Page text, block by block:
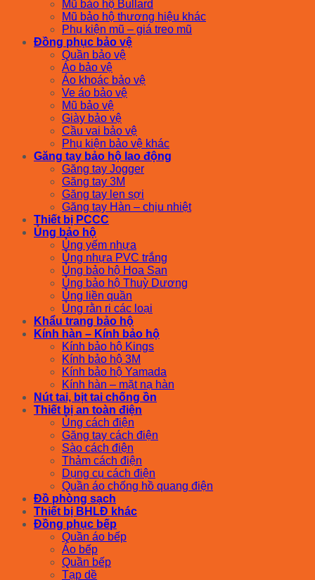
Mũ bảo hộ Bullard
Mũ bảo hộ thương hiệu khác
Phụ kiện mũ – giá treo mũ
Đồng phục bảo vệ
Quần bảo vệ
Áo bảo vệ
Áo khoác bảo vệ
Ve áo bảo vệ
Mũ bảo vệ
Giày bảo vệ
Cầu vai bảo vệ
Phụ kiện bảo vệ khác
Găng tay bảo hộ lao động
Găng tay Jogger
Găng tay 3M
Găng tay len sợi
Găng tay Hàn – chịu nhiệt
Thiết bị PCCC
Ủng bảo hộ
Ủng yếm nhựa
Ủng nhựa PVC trắng
Ủng bảo hộ Hoa San
Ủng bảo hộ Thuỳ Dương
Ủng liền quần
Ủng rằn ri các loại
Khẩu trang bảo hộ
Kính hàn – Kính bảo hộ
Kính bảo hộ Kings
Kính bảo hộ 3M
Kính bảo hộ Yamada
Kính hàn – mặt nạ hàn
Nút tai, bịt tai chống ồn
Thiết bị an toàn điện
Ủng cách điện
Găng tay cách điện
Sào cách điện
Thảm cách điện
Dụng cụ cách điện
Quần áo chống hồ quang điện
Đồ phòng sạch
Thiết bị BHLĐ khác
Đồng phục bếp
Quần áo bếp
Áo bếp
Quần bếp
Tạp dề